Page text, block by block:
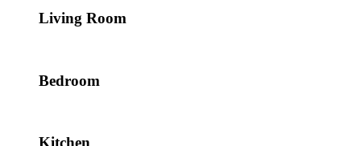
Living Room
Bedroom
Kitchen